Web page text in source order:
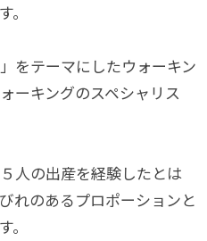
をテーマにしたウォーキン
ーキングのスペシャリス
人の出産を経験したとは
れのあるプロポーションと